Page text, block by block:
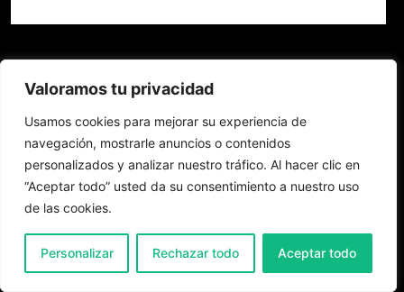
Valoramos tu privacidad
Usamos cookies para mejorar su experiencia de
navegación, mostrarle anuncios o contenidos
personalizados y analizar nuestro tráfico. Al hacer clic en
“Aceptar todo” usted da su consentimiento a nuestro uso
de las cookies.
Personalizar Rechazar todo Aceptar todo